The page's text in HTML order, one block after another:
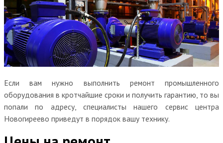
Если вам нужно выполнить ремонт промышленного
оборудования в кротчайшие сроки и получить гарантию, то вы
попали по адресу, специалисты нашего сервис центра
Новогиреево приведут в порядок вашу технику.